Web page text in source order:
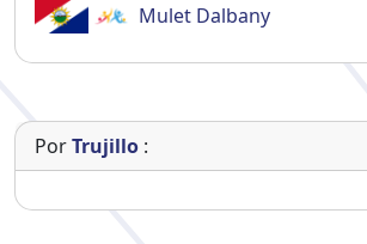
Mulet Dalbany
PorTrujillo :